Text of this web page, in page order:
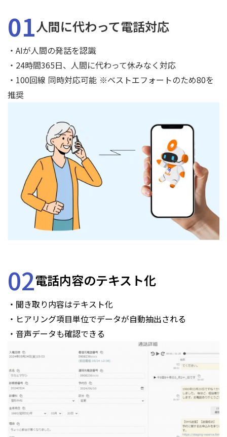
01人間に代わって電話対応
・AIが人間の発話を認識
・24時間365日、人間に代わって休みなく対応
・100回線 同時対応可能 ※ベストエフォートのため80を
推奨
02電話内容のテキスト化
・聞き取り内容はテキスト化
・ヒアリング項目単位でデータが自動抽出される
・音声データも確認できる